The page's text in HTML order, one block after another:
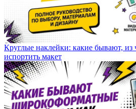
Круглые наклейки: какие бывают, из
испортить макет